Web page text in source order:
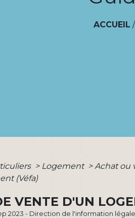
ACCUEIL /
> Logement > Achat ou
(Véfa)
VENTE D'UN
2023 - Direction de l'information